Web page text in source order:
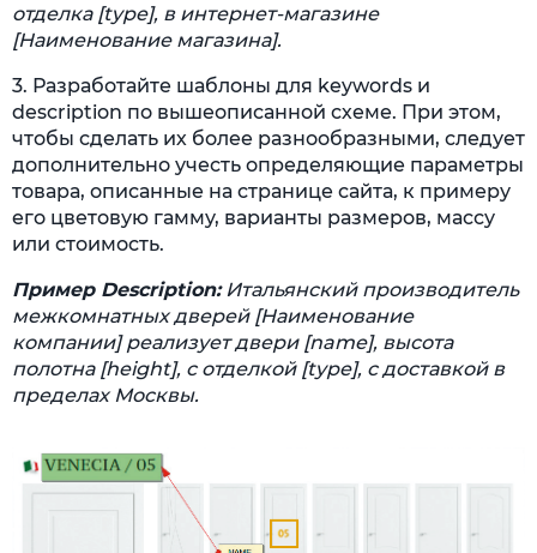
отделка [type], в интернет-магазине
[Наименование магазина].
3. Разработайте шаблоны для keywords и
description по вышеописанной схеме. При этом,
чтобы сделать их более разнообразными, следует
дополнительно учесть определяющие параметры
товара, описанные на странице сайта, к примеру
его цветовую гамму, варианты размеров, массу
или стоимость.
Пример Description:Итальянский производитель
межкомнатных дверей [Наименование
компании] реализует двери [name], высота
полотна [height], с отделкой [type], с доставкой в
пределах Москвы.